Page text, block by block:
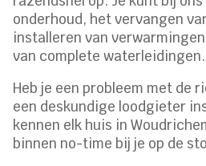
onderhoud, het vervangen
installeren van
van complete waterleidingen.
Heb je een probleem met de
een deskundige loodgieter
kennen elk huis in
binnen no-time bij je op de